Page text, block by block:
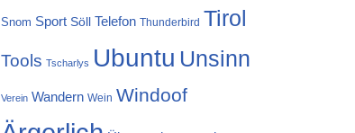
Snom Sport Söll Telefon Thunderbird Tirol
Tools Tscharlys Ubuntu Unsinn
Verein Wandern Wein Windoof